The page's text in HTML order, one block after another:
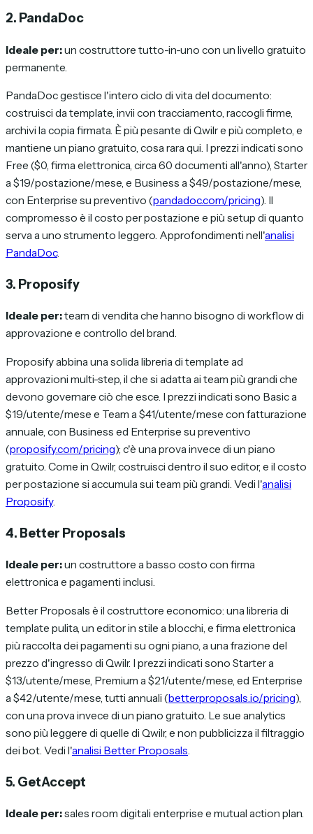
2. PandaDoc
Ideale per:un costruttore tutto-in-uno con un livello gratuito
permanente.
PandaDoc gestisce l'intero ciclo di vita del documento:
costruisci da template, invii con tracciamento, raccogli firme,
archivi la copia firmata. È più pesante di Qwilr e più completo, e
mantiene un piano gratuito, cosa rara qui. I prezzi indicati sono
Free ($0, firma elettronica, circa 60 documenti all'anno), Starter
a $19/postazione/mese, e Business a $49/postazione/mese,
con Enterprise su preventivo (pandadoc.com/pricing). Il
compromesso è il costo per postazione e più setup di quanto
serva a uno strumento leggero. Approfondimenti nell'analisi
PandaDoc.
3. Proposify
Ideale per:team di vendita che hanno bisogno di workflow di
approvazione e controllo del brand.
Proposify abbina una solida libreria di template ad
approvazioni multi-step, il che si adatta ai team più grandi che
devono governare ciò che esce. I prezzi indicati sono Basic a
$19/utente/mese e Team a $41/utente/mese con fatturazione
annuale, con Business ed Enterprise su preventivo
(proposify.com/pricing); c'è una prova invece di un piano
gratuito. Come in Qwilr, costruisci dentro il suo editor, e il costo
per postazione si accumula sui team più grandi. Vedi l'analisi
Proposify.
4. Better Proposals
Ideale per:un costruttore a basso costo con firma
elettronica e pagamenti inclusi.
Better Proposals è il costruttore economico: una libreria di
template pulita, un editor in stile a blocchi, e firma elettronica
più raccolta dei pagamenti su ogni piano, a una frazione del
prezzo d'ingresso di Qwilr. I prezzi indicati sono Starter a
$13/utente/mese, Premium a $21/utente/mese, ed Enterprise
a $42/utente/mese, tutti annuali (betterproposals.io/pricing),
con una prova invece di un piano gratuito. Le sue analytics
sono più leggere di quelle di Qwilr, e non pubblicizza il filtraggio
dei bot. Vedi l'analisi Better Proposals.
5. GetAccept
Ideale per:sales room digitali enterprise e mutual action plan.